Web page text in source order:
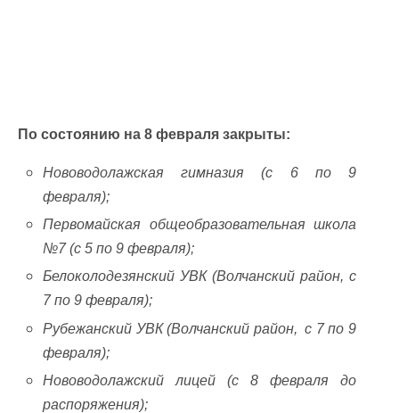
По состоянию на 8 февраля закрыты:
Нововодолажская гимназия (с 6 по 9
февраля);
Первомайская общеобразовательная школа
№7 (с 5 по 9 февраля);
Белоколодезянский УВК (Волчанский район, с
7 по 9 февраля);
Рубежанский УВК (Волчанский район, с 7 по 9
февраля);
Нововодолажский лицей (с 8 февраля до
распоряжения);